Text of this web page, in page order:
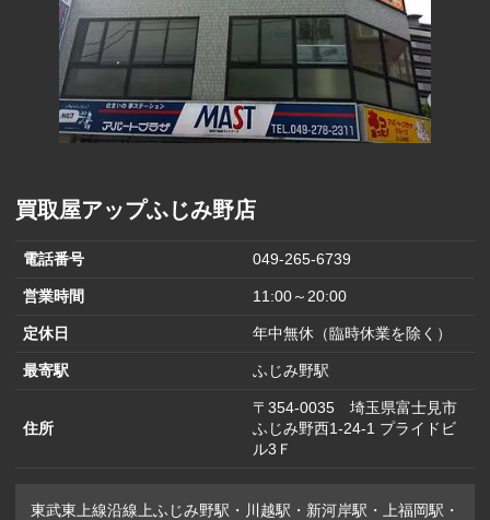
買取屋アップふじみ野店
電話番号 049-265-6739
営業時間 11:00～20:00
定休日 年中無休（臨時休業を除く）
最寄駅 ふじみ野駅
住所
〒354-0035 埼玉県富士見市
ふじみ野西1-24-1 プライドビ
ル3Ｆ
東武東上線沿線上ふじみ野駅・川越駅・新河岸駅・上福岡駅・